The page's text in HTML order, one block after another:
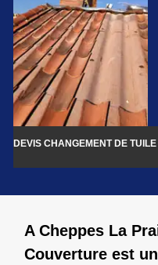
DEVIS CHANGEMENT DE TUILE
A Cheppes La
Couverture est